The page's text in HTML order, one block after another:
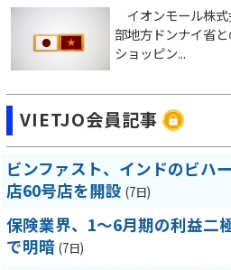
イオンモール株
部地方ドンナイ省
ショッピン...
VIETJO会員記事
ビンファスト、インドのビ
店60号店を開設 (7日)
保険業界、1～6月期の利益
で明暗 (7日)